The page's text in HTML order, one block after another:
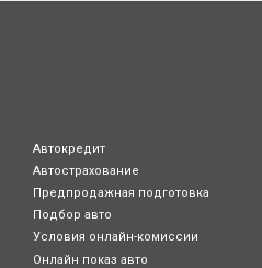
Автокредит
Автострахование
Предпродажная подготовка
Подбор авто
Условия онлайн-комиcсии
Онлайн показ авто